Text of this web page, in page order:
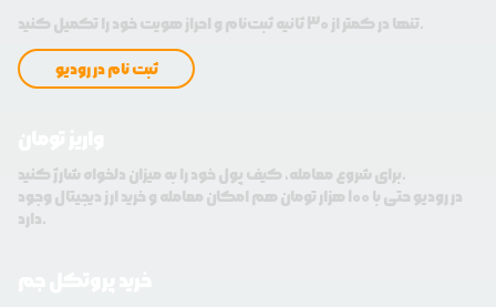
تنها در کمتر از 30 ثانیه ثبت‌نام و احراز هویت خود را تکمیل کنید.
ثبت نام در رودیو
برای شروع معامله، کیف پول خود را به میزان دلخواه شارژ کنید.
در رودیو حتی با 100 هزار تومان هم امکان معامله و خرید ارز دیجیتال وجود
دارد.